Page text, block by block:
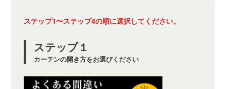
ステップ1〜ステップ4の順に選択してください。
ステップ１
カーテンの開き方をお選びください